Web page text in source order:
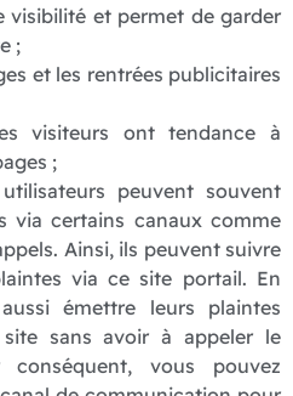
et permet de garder
;
et les rentrées publicitaires
visiteurs ont tendance à
;
peuvent souvent
via certains canaux comme
Ainsi, ils peuvent suivre
via ce site portail. En
émettre leurs plaintes
sans avoir à appeler le
vous pouvez